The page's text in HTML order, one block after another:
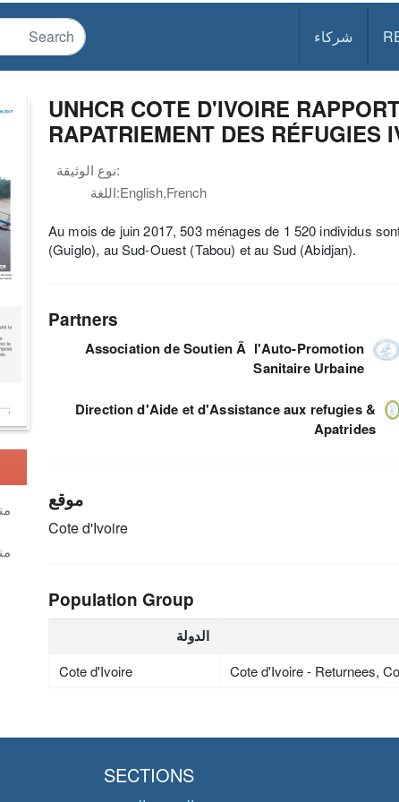
شركاء
UNHCR COTE D'IVOIRE
RAPATRIEMENT DES RÉFUGIES
نوع الوثيقة:
اللغة:English,French
Au mois de juin 2017, 503 ménages de 1 520 individus
(Guiglo), au Sud-Ouest (Tabou) et au Sud (Abidjan).
Partners
Association de Soutien Ã l'Auto-Promotion
Sanitaire Urbaine
Direction d'Aide et d'Assistance aux refugies &
Apatrides
موقع
Cote d'Ivoire
Population Group
الدولة
Cote d'Ivoire Cote d'Ivoire - Returnees,
SECTIONS